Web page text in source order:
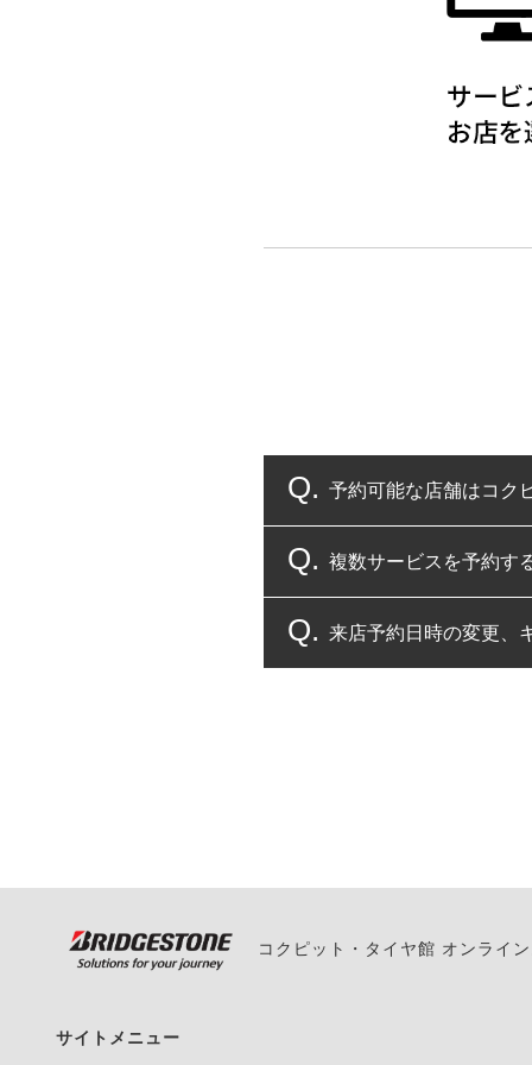
予約可能な店舗はコク
コクピット・タイヤ館
複数サービスを予約す
複数サービスのご予約
来店予約日時の変更、
また、やむを得ない
コクピット・タイヤ館 オンライ
サイトメニュー